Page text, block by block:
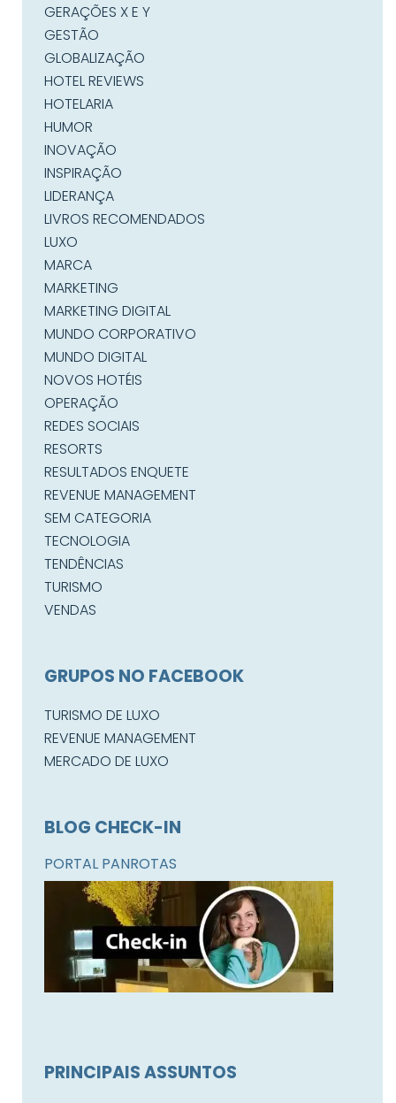
GERAÇÕES X E Y
GESTÃO
GLOBALIZAÇÃO
HOTEL REVIEWS
HOTELARIA
HUMOR
INOVAÇÃO
INSPIRAÇÃO
LIDERANÇA
LIVROS RECOMENDADOS
LUXO
MARCA
MARKETING
MARKETING DIGITAL
MUNDO CORPORATIVO
MUNDO DIGITAL
NOVOS HOTÉIS
OPERAÇÃO
REDES SOCIAIS
RESORTS
RESULTADOS ENQUETE
REVENUE MANAGEMENT
SEM CATEGORIA
TECNOLOGIA
TENDÊNCIAS
TURISMO
VENDAS
GRUPOS NO FACEBOOK
TURISMO DE LUXO
REVENUE MANAGEMENT
MERCADO DE LUXO
BLOG CHECK-IN
PORTAL PANROTAS
PRINCIPAIS ASSUNTOS